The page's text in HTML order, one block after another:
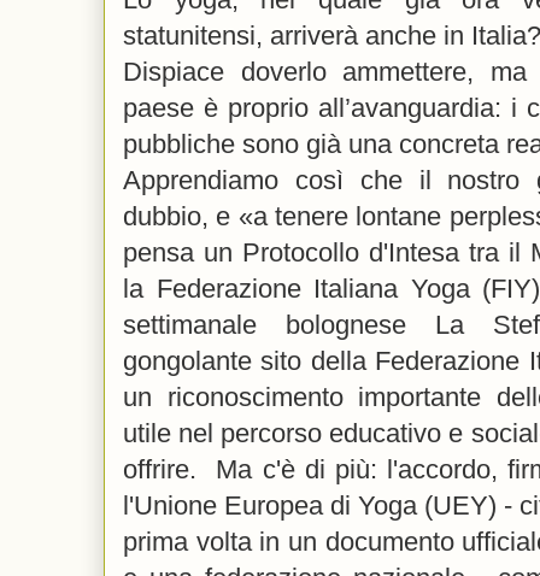
statunitensi, arriverà anche in Italia?
Dispiace doverlo ammettere,
paese è proprio all’avanguardia: i
pubbliche sono già una concreta
Apprendiamo così che il nostro
dubbio, e «a tenere lontane
pensa un Protocollo d'Intesa tra il
la Federazione Italiana Yoga
settimanale bolognese La
gongolante sito della Federazione
un riconoscimento importante
utile nel percorso educativo e
offrire. Ma c'è di più: l'accordo,
l'Unione Europea di Yoga (UEY) -
prima volta in un documento